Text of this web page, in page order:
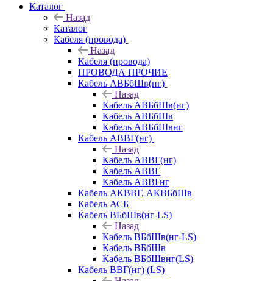
Каталог
Назад
Каталог
Кабеля (провода)
Назад
Кабеля (провода)
ПРОВОДА ПРОЧИЕ
Кабель АВБбШв(нг)
Назад
Кабель АВБбШв(нг)
Кабель АВБбШв
Кабель АВБбШвнг
Кабель АВВГ(нг)
Назад
Кабель АВВГ(нг)
Кабель АВВГ
Кабель АВВГнг
Кабель АКВВГ, АКВБбШв
Кабель АСБ
Кабель ВБбШв(нг-LS)
Назад
Кабель ВБбШв(нг-LS)
Кабель ВБбШв
Кабель ВБбШвнг(LS)
Кабель ВВГ(нг) (LS)